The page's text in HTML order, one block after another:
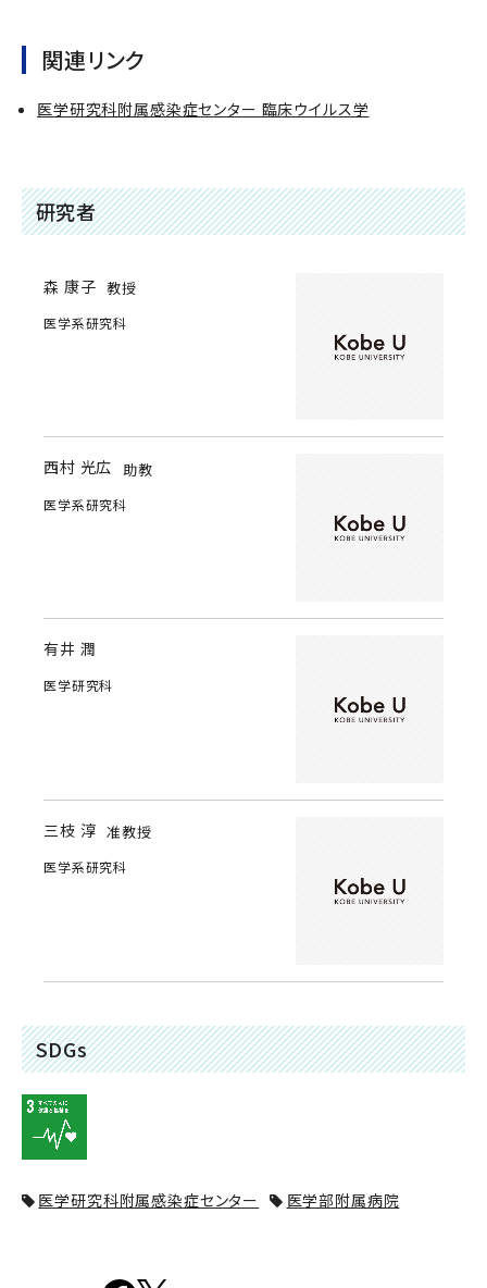
関連リンク
医学研究科附属感染症センター 臨床ウイルス学
研究者
森 康子 教授
医学系研究科
西村 光広 助教
医学系研究科
有井 潤
医学研究科
三枝 淳 准教授
医学系研究科
SDGs
医学研究科附属感染症センター 医学部附属病院